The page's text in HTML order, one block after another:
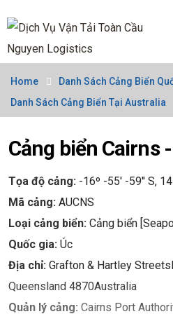
Home
Danh Sách Cảng Biển
Danh Sách Cảng Biển Tại Australia
Cảng biển Cairns
Tọa độ cảng: -16º -55' -59'' S,
Mã cảng: AUCNS
Loại cảng biển: Cảng biển
Quốc gia: Úc
Địa chỉ: Grafton & Hartley
Queensland 4870Australia
Quản lý cảng: Cairns Port